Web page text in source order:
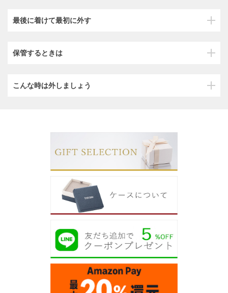
最後に着けて最初に外す
保管するときは
こんな時は外しましょう